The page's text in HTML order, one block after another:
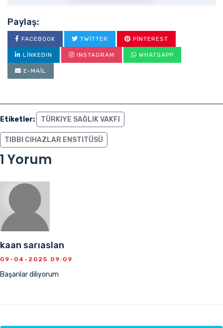
Paylaş:
FACEBOOK TWITTER PINTEREST
LINKEDIN INSTAGRAM WHATSAPP
E-MAIL
Etiketler: TÜRKIYE SAĞLIK VAKFI
TIBBI CIHAZLAR ENSTITÜSÜ
1 Yorum
kaan sarıaslan
09-04-2025 09:09
Başarılar diliyorum